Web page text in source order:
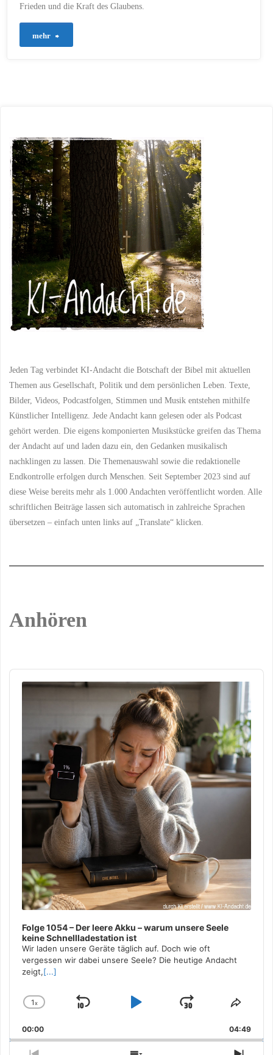
Frieden und die Kraft des Glaubens.
mehr
Lied
des
Friedens"
Jeden Tag verbindet KI-Andacht die Botschaft der Bibel mit aktuellen
Themen aus Gesellschaft, Politik und dem persönlichen Leben. Texte,
Bilder, Videos, Podcastfolgen, Stimmen und Musik entstehen mithilfe
Künstlicher Intelligenz. Jede Andacht kann gelesen oder als Podcast
gehört werden. Die eigens komponierten Musikstücke greifen das Thema
der Andacht auf und laden dazu ein, den Gedanken musikalisch
nachklingen zu lassen. Die Themenauswahl sowie die redaktionelle
Endkontrolle erfolgen durch Menschen. Seit September 2023 sind auf
diese Weise bereits mehr als 1.000 Andachten veröffentlicht worden. Alle
schriftlichen Beiträge lassen sich automatisch in zahlreiche Sprachen
übersetzen – einfach unten links auf „Translate“ klicken.
Anhören
Audio
Player
Folge 1054 – Der leere Akku – warum unsere Seele
keine Schnellladestation ist
Wir laden unsere Geräte täglich auf. Doch wie oft
vergessen wir dabei unsere Seele? Die heutige Andacht
zeigt,[...]
Change
Rate
1x
Skip
Play
Jump
Forward
Share
00:00 04:49